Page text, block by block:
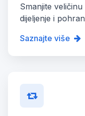
Smanjite
dijeljenje i
Saznajte više